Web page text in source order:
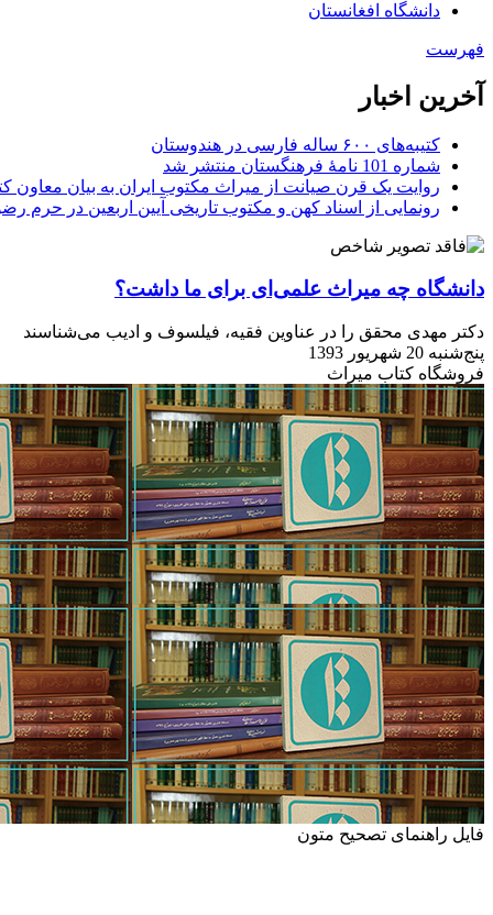
دانشگاه افغانستان
فهرست
آخرین اخبار
کتیبه‌های ۶۰۰ ساله فارسی در هندوستان
شماره 101 نامۀ فرهنگستان منتشر شد
روایت یک قرن صیانت از میراث مکتوب ایران به بیان معاون
رونمایی از اسناد کهن و مکتوب تاریخی آیین اربعین در حرم
دانشگاه چه میراث علمی‌ای برای ما داشت؟
دکتر مهدی محقق را در عناوین فقیه، فیلسوف و ادیب می‌شناسند
پنج‌شنبه 20 شهریور 1393
فروشگاه کتاب میراث
فایل راهنمای تصحیح متون